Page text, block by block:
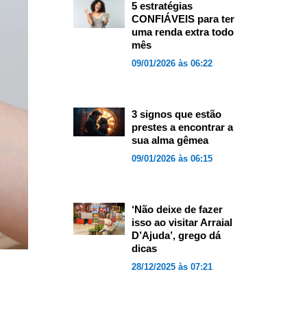
5 estratégias
CONFIÁVEIS para ter
uma renda extra todo
mês
09/01/2026 às 06:22
3 signos que estão
prestes a encontrar a
sua alma gêmea
09/01/2026 às 06:15
‘Não deixe de fazer
isso ao visitar Arraial
D’Ajuda’, grego dá
dicas
28/12/2025 às 07:21